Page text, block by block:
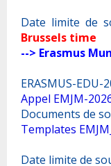
Date limite de
Brussels time
--> Erasmus
ERASMUS-EDU-
Appel EMJM-
Documents de
Templates
Date limite de